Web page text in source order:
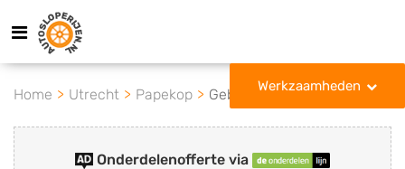
Werkzaamheden
Home Utrecht Papekop Gebr. Van Dam
Onderdelenofferte via